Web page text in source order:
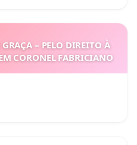
– PELO DIREITO À
CORONEL FABRICIANO